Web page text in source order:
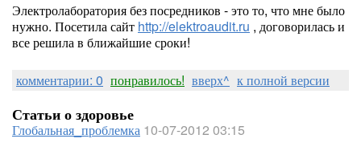
Электролаборатория без посредников - это то, что мне было
нужно. Посетила сайт http://elektroaudit.ru , договорилась и
все решила в ближайшие сроки!
комментарии: 0 понравилось! вверх^ к полной версии
Статьи о здоровье
Глобальная_проблемка 10-07-2012 03:15